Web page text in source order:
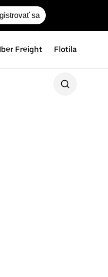
sa
Freight Flotila